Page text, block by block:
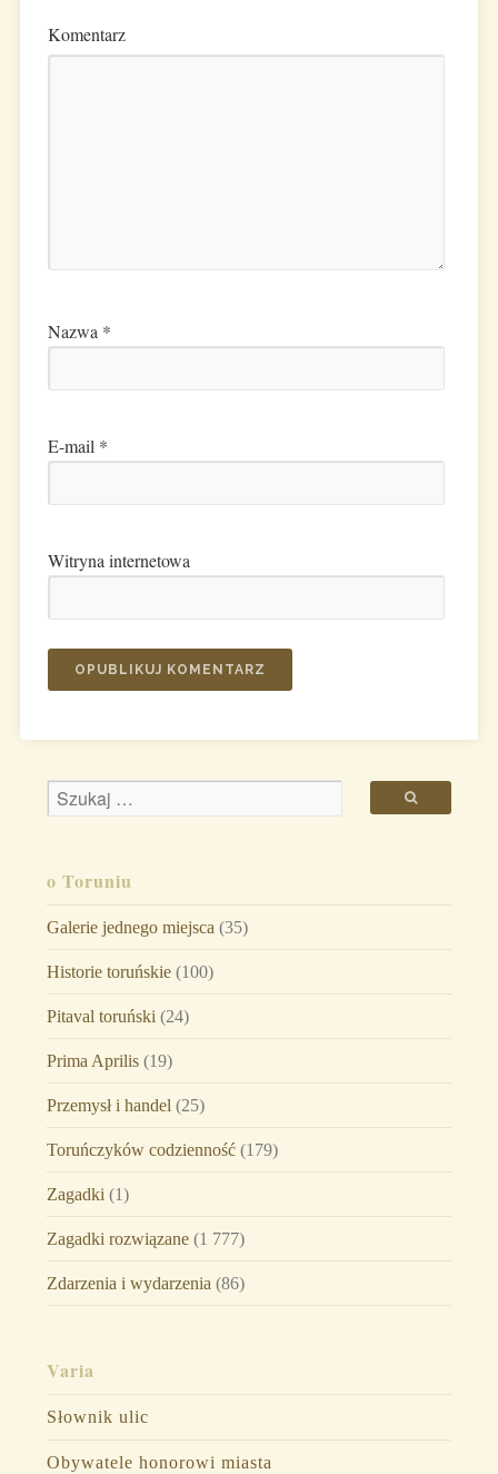
Komentarz
Nazwa *
E-mail *
Witryna internetowa
o Toruniu
Galerie jednego miejsca (35)
Historie toruńskie(100)
Pitaval toruński (24)
Prima Aprilis(19)
Przemysł i handel (25)
Toruńczyków codzienność(179)
Zagadki (1)
Zagadki rozwiązane(1 777)
Zdarzenia i wydarzenia (86)
Varia
Słownik ulic
Obywatele honorowi miasta